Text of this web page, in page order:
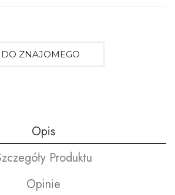
ZNAJOMEGO
Opis
Produktu
Opinie